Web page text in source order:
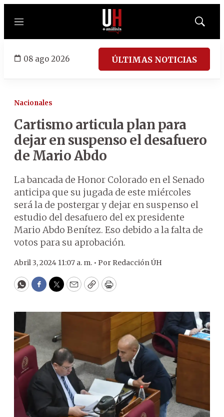
Menú
Mostrar
08 ago 2026 ÚLTIMAS NOTICIAS
Nacionales
Cartismo articula plan para
dejar en suspenso el desafuero
de Mario Abdo
La bancada de Honor Colorado en el Senado
anticipa que su jugada de este miércoles
será la de postergar y dejar en suspenso el
estudio del desafuero del ex presidente
Mario Abdo Benítez. Eso debido a la falta de
votos para su aprobación.
Abril 3, 2024 11:07 a. m. • Por Redacción ÚH
WhatsApp
Facebook
Twitter
EmailCopyPrint